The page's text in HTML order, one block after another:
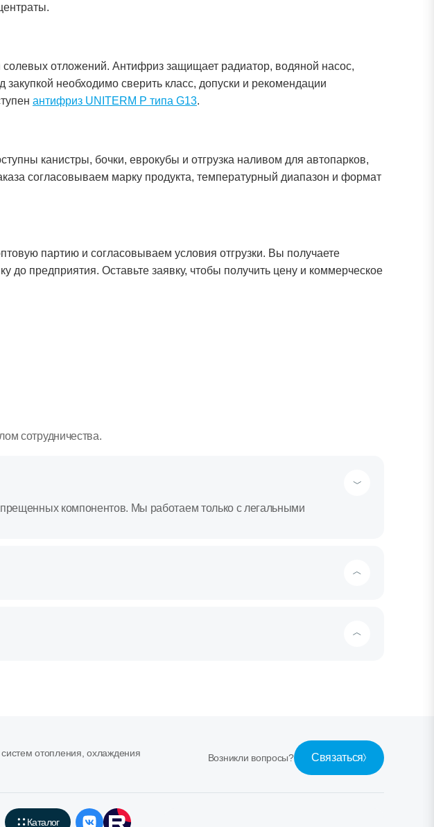
отложений. Антифриз защищает радиатор, водяной насос,
необходимо сверить класс, допуски и рекомендации
антифриз UNITERM P типа G13.
канистры, бочки, еврокубы и отгрузка наливом для автопарков,
согласовываем марку продукта, температурный диапазон и формат
партию и согласовываем условия отгрузки. Вы получаете
до предприятия. Оставьте заявку, чтобы получить цену и коммерческое
сотрудничества.
компонентов. Мы работаем только с легальными
отопления, охлаждения
Возникли вопросы? Связаться
Каталог